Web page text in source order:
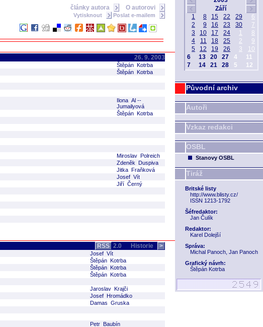
Původní archiv
Autoři
Vzkaz redakci
OSBL
Stanovy OSBL
Tiráž
Britské listy
http://www.blisty.cz/
ISSN 1213-1792
Šéfredaktor:
Jan Čulík
Redaktor:
Karel Dolejší
Správa:
Michal Panoch, Jan Panoch
Grafický návrh:
Štěpán Kotrba
články autora
O autorovi
Vytisknout Poslat e-mailem
26. 9. 2003
Štěpán Kotrba
Štěpán Kotrba
Ilona Al --
Jumailyová
Štěpán Kotrba
Miroslav Polreich
Zdeněk Duspiva
Jitka Fraňková
Josef Vít
Jiří Černý
RSS 2.0 Historie >
Josef Vít
Štěpán Kotrba
Štěpán Kotrba
Štěpán Kotrba
Jaroslav Krajči
Josef Hromádko
Damas Gruska
Petr Baubín